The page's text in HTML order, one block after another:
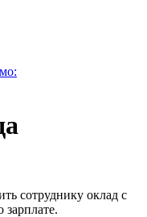
сотруднику оклад с
зарплате.